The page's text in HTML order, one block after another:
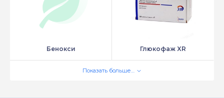
Бенокси Глюкофаж XR
Показать больше…